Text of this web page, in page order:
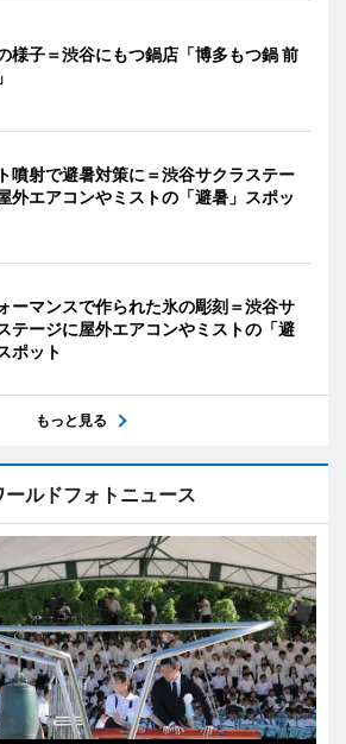
様子＝渋谷にもつ鍋店「博多もつ鍋 前
噴射で避暑対策に＝渋谷サクラステー
外エアコンやミストの「避暑」スポッ
ーマンスで作られた氷の彫刻＝渋谷サ
テージに屋外エアコンやミストの「避
ポット
もっと見る
ールドフォトニュース